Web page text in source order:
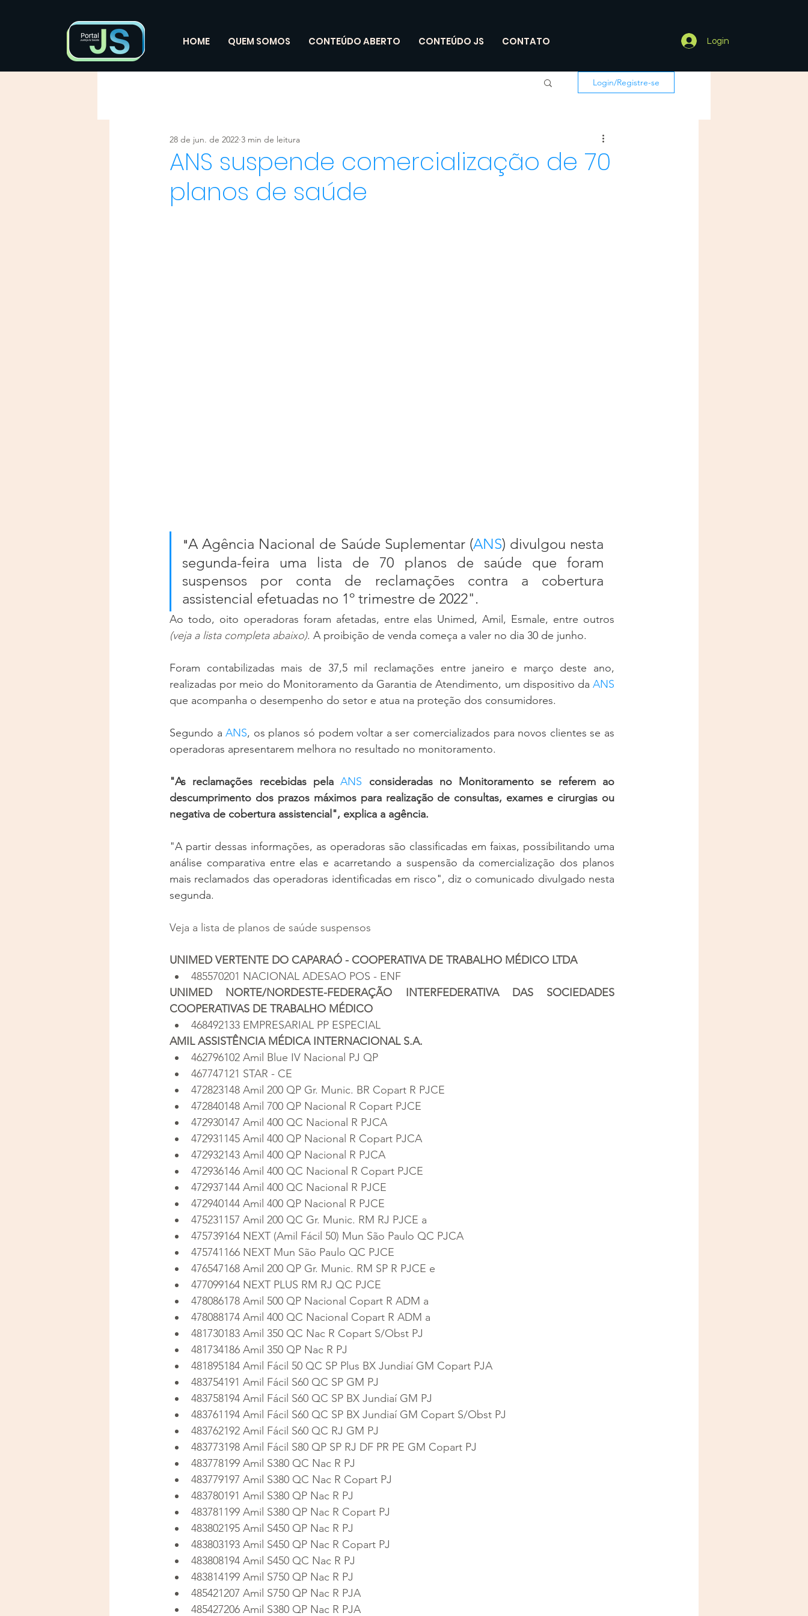
HOME QUEM SOMOS CONTEÚDO ABERTO CONTEÚDO JS CONTATO Login
Login/Registre-se
ANS suspende comercialização de 70
planos de saúde
28 de jun. de 2022 3 min de leitura
"A Agência Nacional de Saúde Suplementar (ANS) divulgou nesta
segunda-feira uma lista de 70 planos de saúde que foram
suspensos por conta de reclamações contra a cobertura
assistencial efetuadas no 1º trimestre de 2022".
(veja a lista completa abaixo). A proibição de venda começa a valer no dia 30 de junho.
Foram contabilizadas mais de 37,5 mil reclamações entre janeiro e março deste ano,
realizadas por meio do Monitoramento da Garantia de Atendimento, um dispositivo da ANS
que acompanha o desempenho do setor e atua na proteção dos consumidores.
Segundo a ANS, os planos só podem voltar a ser comercializados para novos clientes se as
operadoras apresentarem melhora no resultado no monitoramento.
"As reclamações recebidas pela ANS consideradas no Monitoramento se referem ao
descumprimento dos prazos máximos para realização de consultas, exames e cirurgias ou
negativa de cobertura assistencial", explica a agência.
"A partir dessas informações, as operadoras são classificadas em faixas, possibilitando uma
análise comparativa entre elas e acarretando a suspensão da comercialização dos planos
mais reclamados das operadoras identificadas em risco", diz o comunicado divulgado nesta
segunda.
Veja a lista de planos de saúde suspensos
UNIMED VERTENTE DO CAPARAÓ - COOPERATIVA DE TRABALHO MÉDICO LTDA
485570201 NACIONAL ADESAO POS - ENF
UNIMED NORTE/NORDESTE-FEDERAÇÃO INTERFEDERATIVA DAS SOCIEDADES
COOPERATIVAS DE TRABALHO MÉDICO
468492133 EMPRESARIAL PP ESPECIAL
AMIL ASSISTÊNCIA MÉDICA INTERNACIONAL S.A.
462796102 Amil Blue IV Nacional PJ QP
467747121 STAR - CE
472823148 Amil 200 QP Gr. Munic. BR Copart R PJCE
472840148 Amil 700 QP Nacional R Copart PJCE
472930147 Amil 400 QC Nacional R PJCA
472931145 Amil 400 QP Nacional R Copart PJCA
472932143 Amil 400 QP Nacional R PJCA
472936146 Amil 400 QC Nacional R Copart PJCE
472937144 Amil 400 QC Nacional R PJCE
472940144 Amil 400 QP Nacional R PJCE
475231157 Amil 200 QC Gr. Munic. RM RJ PJCE a
475739164 NEXT (Amil Fácil 50) Mun São Paulo QC PJCA
475741166 NEXT Mun São Paulo QC PJCE
476547168 Amil 200 QP Gr. Munic. RM SP R PJCE e
477099164 NEXT PLUS RM RJ QC PJCE
478086178 Amil 500 QP Nacional Copart R ADM a
478088174 Amil 400 QC Nacional Copart R ADM a
481730183 Amil 350 QC Nac R Copart S/Obst PJ
481734186 Amil 350 QP Nac R PJ
481895184 Amil Fácil 50 QC SP Plus BX Jundiaí GM Copart PJA
483754191 Amil Fácil S60 QC SP GM PJ
483758194 Amil Fácil S60 QC SP BX Jundiaí GM PJ
483761194 Amil Fácil S60 QC SP BX Jundiaí GM Copart S/Obst PJ
483762192 Amil Fácil S60 QC RJ GM PJ
483773198 Amil Fácil S80 QP SP RJ DF PR PE GM Copart PJ
483778199 Amil S380 QC Nac R PJ
483779197 Amil S380 QC Nac R Copart PJ
483780191 Amil S380 QP Nac R PJ
483781199 Amil S380 QP Nac R Copart PJ
483802195 Amil S450 QP Nac R PJ
483803193 Amil S450 QP Nac R Copart PJ
483808194 Amil S450 QC Nac R PJ
483814199 Amil S750 QP Nac R PJ
485421207 Amil S750 QP Nac R PJA
485427206 Amil S380 QP Nac R PJA